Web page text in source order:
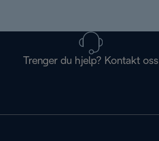
Trenger du hjelp? Kontakt oss